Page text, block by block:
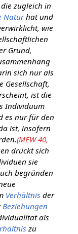
zugleich in
Naturhat und
wie
Grund,
sich nur als
Gesellschaft,
ist die
Individuum
es nur für den
ist, insofern
(MEW 40,
drückt sich
sie
begründen
Verhältnis der
Beziehungen
als
zu